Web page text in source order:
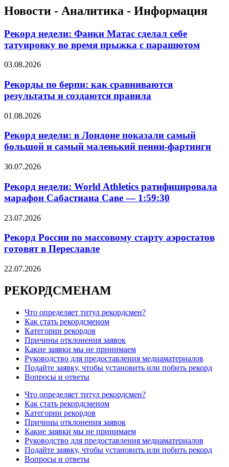
Новости - Аналитика - Информация
Рекорд недели: Фанки Матас сделал себе
татуировку во время прыжка с парашютом
03.08.2026
Рекорды по берпи: как сравниваются
результаты и создаются правила
01.08.2026
Рекорд недели: в Лондоне показали самый
большой и самый маленький пенни-фартинги
30.07.2026
Рекорд недели: World Athletics ратифицировала
марафон Сабастиана Саве — 1:59:30
23.07.2026
Рекорд России по массовому старту аэростатов
готовят в Переславле
22.07.2026
РЕКОРДСМЕНАМ
Что определяет титул рекордсмен?
Как стать рекордсменом
Категории рекордов
Причины отклонения заявок
Какие заявки мы не принимаем
Руководство для предоставления медиаматериалов
Подайте заявку, чтобы установить или побить рекорд
Вопросы и ответы
Что определяет титул рекордсмен?
Как стать рекордсменом
Категории рекордов
Причины отклонения заявок
Какие заявки мы не принимаем
Руководство для предоставления медиаматериалов
Подайте заявку, чтобы установить или побить рекорд
Вопросы и ответы